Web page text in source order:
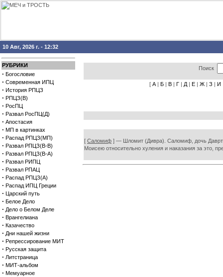
10 Авг, 2026 г. - 12:32
РУБРИКИ
· Богословие
· Современная ИПЦ
· История РПЦЗ
· РПЦЗ(В)
· РосПЦ
· Развал РосПЦ(Д)
· Апостасия
· МП в картинках
· Распад РПЦЗ(МП)
· Развал РПЦЗ(В-В)
· Развал РПЦЗ(В-А)
· Развал РИПЦ
· Развал РПАЦ
· Распад РПЦЗ(А)
· Распад ИПЦ Греции
· Царский путь
· Белое Дело
· Дело о Белом Деле
· Врангелиана
· Казачество
· Дни нашей жизни
· Репрессирование МИТ
· Русская защита
· Литстраница
· МИТ-альбом
· Мемуарное
Поиск
[ А | Б | В | Г | Д | Е | Ж | З | И
[ Саломиф ] — Шломит (Дивра). Саломиф, дочь
Моисею относительно хуления и наказания за это,